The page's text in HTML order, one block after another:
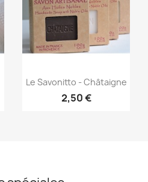
Aperçu rapide
Le Savonitto - Châtaigne
2,50 €